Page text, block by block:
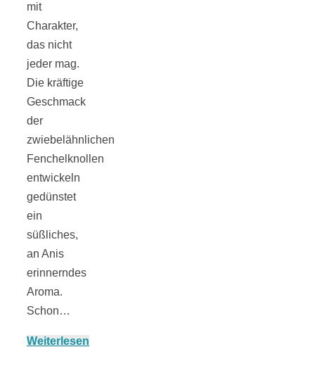
mit
Charakter,
das nicht
jeder mag.
Die kräftige
Geschmack
der
zwiebelähnlichen
Fenchelknollen
entwickeln
gedünstet
ein
süßliches,
an Anis
erinnerndes
Aroma.
Schon…
Weiterlesen